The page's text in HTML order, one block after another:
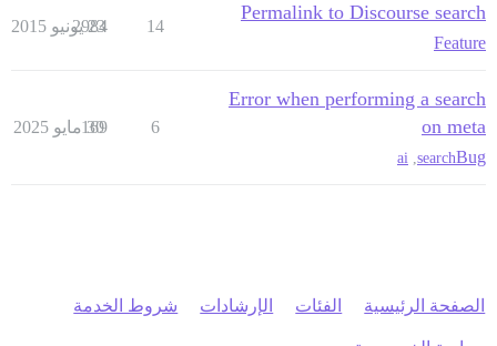
Permalink to Discourse search
Feature
14
2984
23 يونيو 2015
Error when performing a search
on meta
Bug
search
ai
6
169
30 مايو 2025
الصفحة الرئيسية الفئات الإرشادات شروط الخدمة